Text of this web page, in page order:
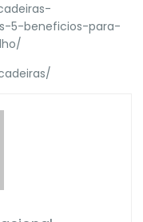
5-beneficios-para-